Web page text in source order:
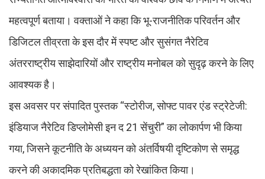
महत्वपूर्ण बताया। वक्ताओं ने कहा कि भू-राजनीतिक परिवर्तन और
डिजिटल तीव्रता के इस दौर में स्पष्ट और सुसंगत नैरेटिव
अंतरराष्ट्रीय साझेदारियों और राष्ट्रीय मनोबल को सुदृढ़ करने के लिए
आवश्यक है।
इस अवसर पर संपादित पुस्तक “स्टोरीज, सोफ्ट पावर एंड स्ट्रेटेजी:
इंडियाज नैरेटिव डिप्लोमेसी इन द 21 सेंचुरी” का लोकार्पण भी किया
गया, जिसने कूटनीति के अध्ययन को अंतर्विषयी दृष्टिकोण से समृद्ध
करने की अकादमिक प्रतिबद्धता को रेखांकित किया।